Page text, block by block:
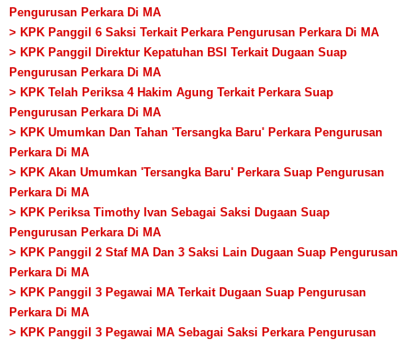
Pengurusan Perkara Di MA
> KPK Panggil 6 Saksi Terkait Perkara Pengurusan Perkara Di MA
> KPK Panggil Direktur Kepatuhan BSI Terkait Dugaan Suap
Pengurusan Perkara Di MA
> KPK Telah Periksa 4 Hakim Agung Terkait Perkara Suap
Pengurusan Perkara Di MA
> KPK Umumkan Dan Tahan 'Tersangka Baru' Perkara Pengurusan
Perkara Di MA
> KPK Akan Umumkan 'Tersangka Baru' Perkara Suap Pengurusan
Perkara Di MA
> KPK Periksa Timothy Ivan Sebagai Saksi Dugaan Suap
Pengurusan Perkara Di MA
> KPK Panggil 2 Staf MA Dan 3 Saksi Lain Dugaan Suap Pengurusan
Perkara Di MA
> KPK Panggil 3 Pegawai MA Terkait Dugaan Suap Pengurusan
Perkara Di MA
> KPK Panggil 3 Pegawai MA Sebagai Saksi Perkara Pengurusan